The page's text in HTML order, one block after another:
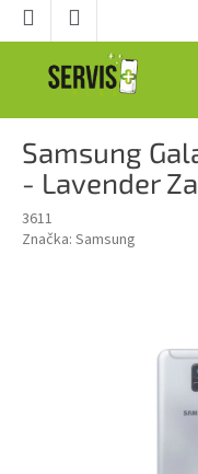
Prejsť
Samsung
- Lavender
3611
Značka: Samsung